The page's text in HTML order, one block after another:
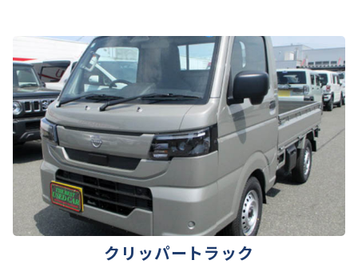
クリッパートラック